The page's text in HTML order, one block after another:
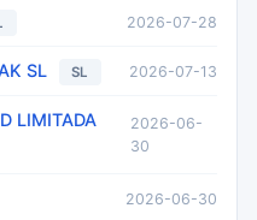
2026-07-28
SL SL 2026-07-13
LIMITADA
2026-06-
30
2026-06-30